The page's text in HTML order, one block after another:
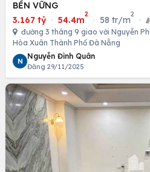
BỀN VỮNG
3.167 tỷ · 54.4m
2
· 58 tr/m
2
·
đường 3 tháng 9 giao với Nguyễn
Hòa Xuân Thành Phố Đà Nẵng
N
Nguyễn Đình Quân
Đăng 29/11/2025